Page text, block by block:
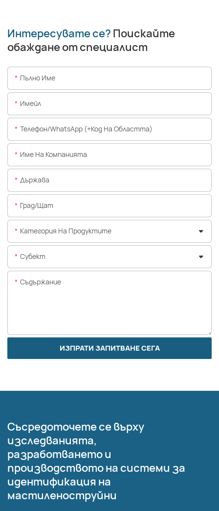
Интересувате се? Поискайте
обаждане от специалист
Пълно Име
Имейл
Телефон/WhatsApp (+Код На Областта)
Име На Компанията
Държава
Град/щат
Категория На Продуктите
Субект
Съдържание
ИЗПРАТИ ЗАПИТВАНЕ СЕГА
Съсредоточете се върху
изследванията,
разработването и
производството на системи за
идентификация на
мастиленоструйни